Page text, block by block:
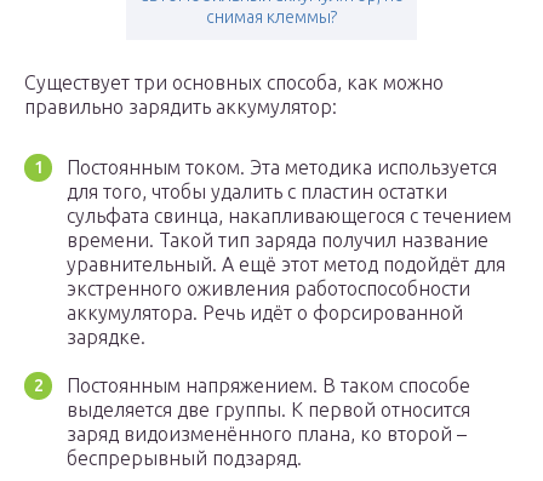
снимая клеммы?
Существует три основных способа, как можно
правильно зарядить аккумулятор:
Постоянным током. Эта методика используется
для того, чтобы удалить с пластин остатки
сульфата свинца, накапливающегося с течением
времени. Такой тип заряда получил название
уравнительный. А ещё этот метод подойдёт для
экстренного оживления работоспособности
аккумулятора. Речь идёт о форсированной
зарядке.
Постоянным напряжением. В таком способе
выделяется две группы. К первой относится
заряд видоизменённого плана, ко второй –
беспрерывный подзаряд.